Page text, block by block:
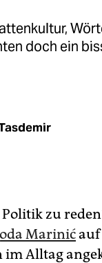
doch ein
zu
Marinićauf
Alltag